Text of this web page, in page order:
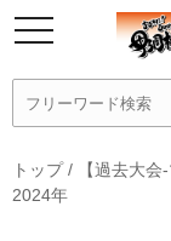
トップ/ 【過去大
2024年